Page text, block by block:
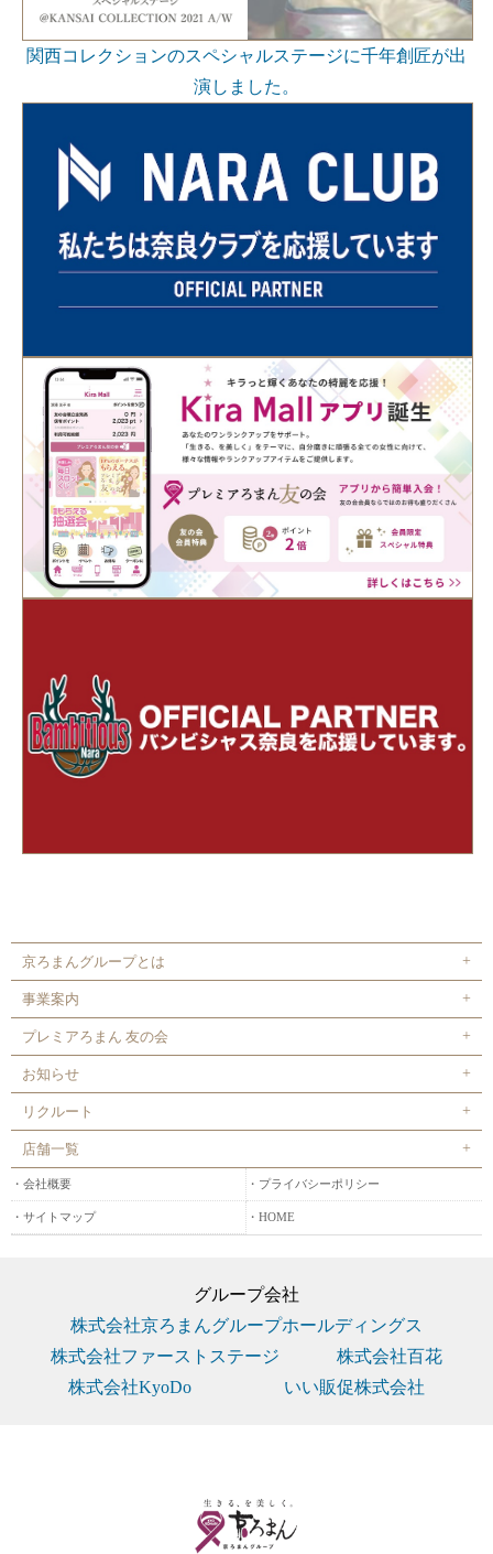
関西コレクションのスペシャルステージに千年創匠が出
演しました。
京ろまんグループとは
事業案内
プレミアろまん 友の会
お知らせ
リクルート
店舗一覧
会社概要 プライバシーポリシー
サイトマップ HOME
グループ会社
株式会社京ろまんグループホールディングス
株式会社ファーストステージ
株式会社百花
株式会社KyoDo
いい販促株式会社